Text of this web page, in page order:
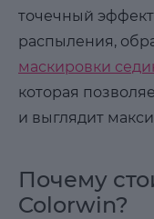
точечный
распыления,
маскировки
которая
и выглядит
Почему
Colorwin?